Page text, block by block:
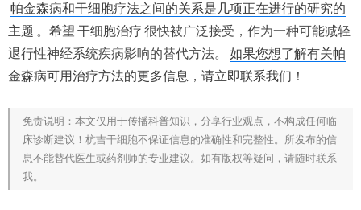
帕金森病和干细胞疗法之间的关系是几项正在进行的研究的
主题 。希望 干细胞治疗 很快被广泛接受，作为一种可能减轻
退行性神经系统疾病影响的替代方法。
如果您想了解有关帕
金森病可用治疗方法的更多信息，请立即联系我们！
免责说明：本文仅用于传播科普知识，分享行业观点，不构成任何临
床诊断建议！杭吉干细胞不保证信息的准确性和完整性。所发布的信
息不能替代医生或药剂师的专业建议。如有版权等疑问，请随时联系
我。